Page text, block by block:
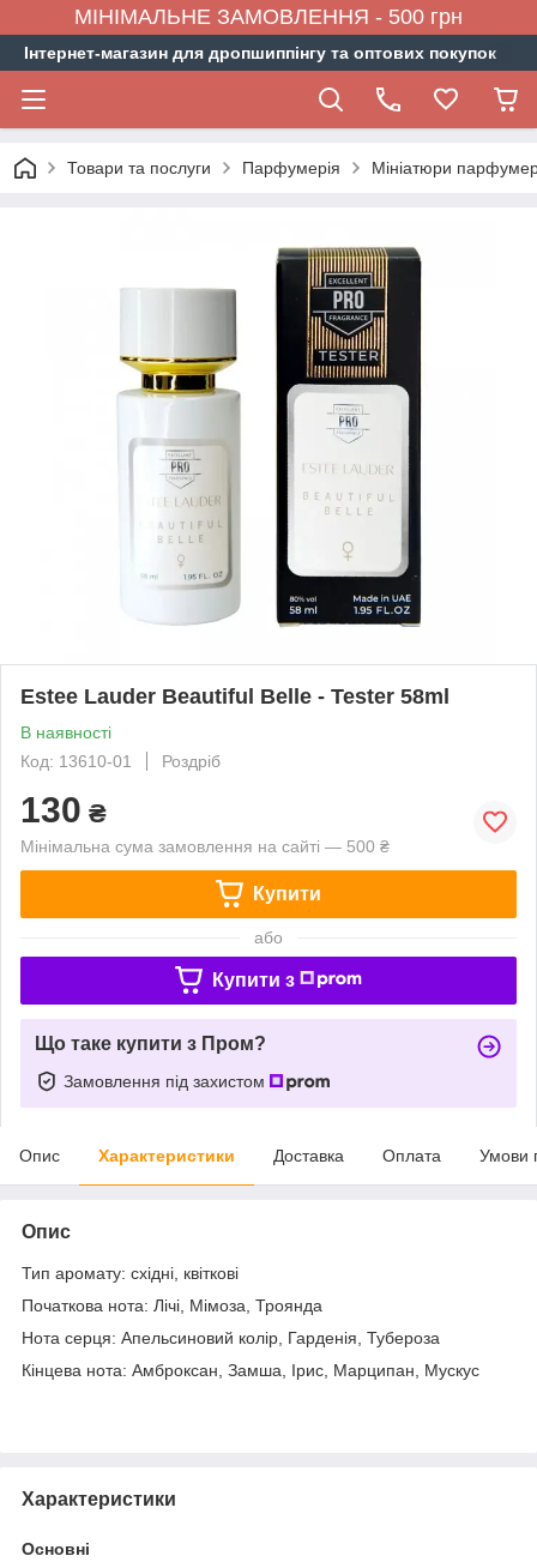
МІНІМАЛЬНЕ ЗАМОВЛЕННЯ - 500 грн
Інтернет-магазин для дропшиппінгу та оптових покупок
Товари та послуги Парфумерія Мініатюри
Estee Lauder Beautiful Belle - Tester 58ml
В наявності
Код: 13610-01
Роздріб
130 ₴
Мінімальна сума замовлення на сайті — 500 ₴
Купити
або
Купити з
Що таке купити з Пром?
Замовлення під захистом
Опис Характеристики Доставка Оплата Умови
Опис
Тип аромату: східні, квіткові
Початкова нота: Лічі, Мімоза, Троянда
Нота серця: Апельсиновий колір, Гарденія, Тубероза
Кінцева нота: Амброксан, Замша, Ірис, Марципан, Мускус
Характеристики
Основні